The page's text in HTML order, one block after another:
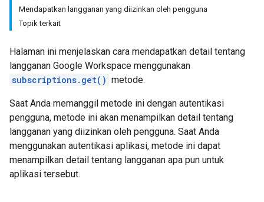
Mendapatkan langganan yang diizinkan oleh pengguna
Topik terkait
Halaman ini menjelaskan cara mendapatkan detail tentang
langganan Google Workspace menggunakan
subscriptions.get() metode.
Saat Anda memanggil metode ini dengan autentikasi
pengguna, metode ini akan menampilkan detail tentang
langganan yang diizinkan oleh pengguna. Saat Anda
menggunakan autentikasi aplikasi, metode ini dapat
menampilkan detail tentang langganan apa pun untuk
aplikasi tersebut.